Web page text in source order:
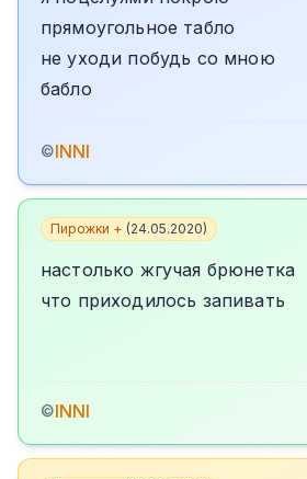
прямоугольное табло
не уходи побудь со мною
бабло
©INNI
Пирожки + (24.05.2020)
настолько жгучая брюнетка
что приходилось запивать
©INNI